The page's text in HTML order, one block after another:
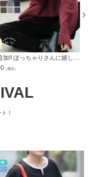
新色追加!! ぽっちゃりさんに嬉しい! 着やせ美人な大人の洗練 リブニット | 大きいサイズの通販ならハッピーマリリン
（税込）
！